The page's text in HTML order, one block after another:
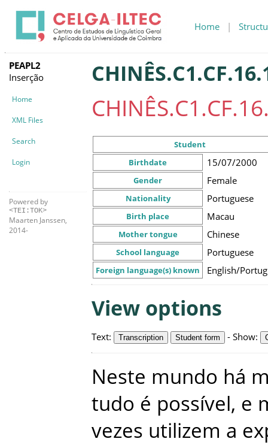
Home |
PEAPL2
Inserção
Home
XML Files
Search
Login
Powered by
<TEI:TOK>
Maarten Janssen,
2014-
Student
Birthdate
15/07/2000
Gender Female
Nationality Portuguese
Birth place Macau
Mother tongue Chinese
School language Portuguese
Foreign language(s) known English/
View options
Text: Transcription Student form - Show:
Neste mundo há
tudo é possível, e
vezes utilizem a